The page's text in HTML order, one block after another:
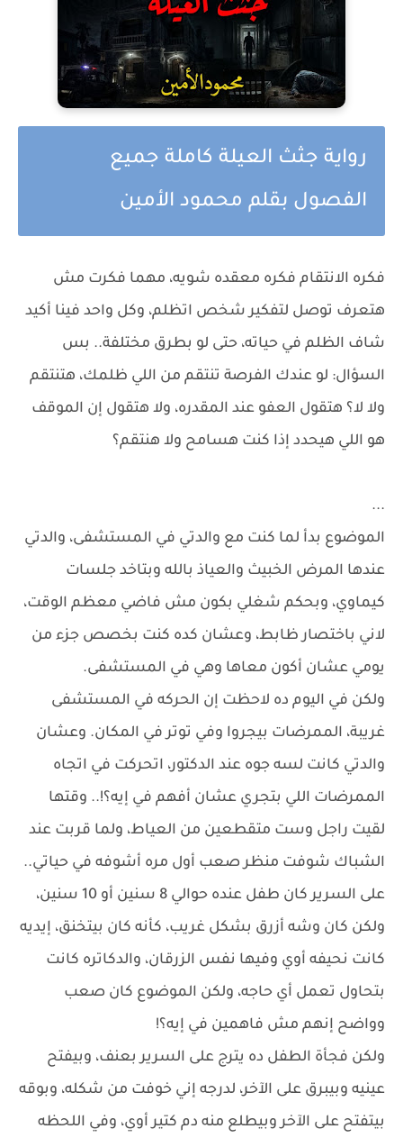
رواية جثث العيلة كاملة جميع
الفصول بقلم محمود الأمين
فكره الانتقام فكره معقده شويه، مهما فكرت مش
هتعرف توصل لتفكير شخص اتظلم، وكل واحد فينا أكيد
شاف الظلم في حياته، حتى لو بطرق مختلفة.. بس
السؤال: لو عندك الفرصة تنتقم من اللي ظلمك، هتنتقم
ولا لا؟ هتقول العفو عند المقدره، ولا هتقول إن الموقف
هو اللي هيحدد إذا كنت هسامح ولا هنتقم؟
...
الموضوع بدأ لما كنت مع والدتي في المستشفى، والدتي
عندها المرض الخبيث والعياذ بالله وبتاخد جلسات
كيماوي، وبحكم شغلي بكون مش فاضي معظم الوقت،
لاني باختصار ظابط، وعشان كده كنت بخصص جزء من
يومي عشان أكون معاها وهي في المستشفى.
ولكن في اليوم ده لاحظت إن الحركه في المستشفى
غريبة، الممرضات بيجروا وفي توتر في المكان. وعشان
والدتي كانت لسه جوه عند الدكتور، اتحركت في اتجاه
الممرضات اللي بتجري عشان أفهم في إيه؟!.. وقتها
لقيت راجل وست متقطعين من العياط، ولما قربت عند
الشباك شوفت منظر صعب أول مره أشوفه في حياتي..
على السرير كان طفل عنده حوالي 8 سنين أو 10 سنين،
ولكن كان وشه أزرق بشكل غريب، كأنه كان بيتخنق، إيديه
كانت نحيفه أوي وفيها نفس الزرقان، والدكاتره كانت
بتحاول تعمل أي حاجه، ولكن الموضوع كان صعب
وواضح إنهم مش فاهمين في إيه؟!
ولكن فجأة الطفل ده يترج على السرير بعنف، وبيفتح
عينيه وبيبرق على الآخر، لدرجه إني خوفت من شكله، وبوقه
بيتفتح على الآخر وبيطلع منه دم كتير أوي، وفي اللحظه